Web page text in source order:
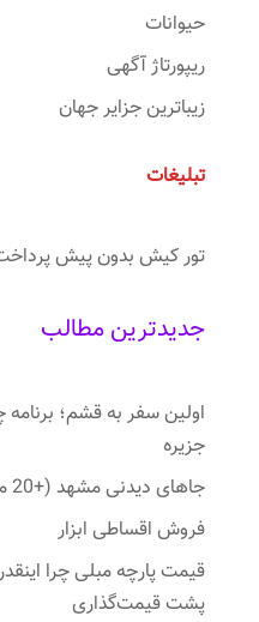
حیوانات
ریپورتاژ آگهی
زیباترین جزایر جهان
تبلیغات
تور کیش بدون پیش
جدیدترین مطالب
اولین سفر به قشم؛
جزیره
جاهای دیدنی مشهد (+20 مورد و هزینه)
فروش اقساطی ابزار
قیمت پارچه مبلی چرا
پشت قیمت‌گذاری